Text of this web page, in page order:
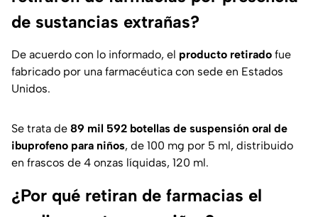
de sustancias extrañas?
De acuerdo con lo informado, el producto retirado fue
fabricado por una farmacéutica con sede en Estados
Unidos.
Se trata de 89 mil 592 botellas de suspensión oral de
ibuprofeno para niños, de 100 mg por 5 ml, distribuido
en frascos de 4 onzas líquidas, 120 ml.
¿Por qué retiran de farmacias el